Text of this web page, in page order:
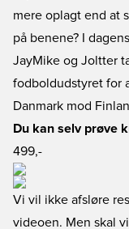
mere oplagt end at
på benene? I
JayMike og Joltter
fodboldudstyret for
Danmark mod
Du kan selv prøve
499,-
Vi vil ikke afsløre
videoen. Men skal